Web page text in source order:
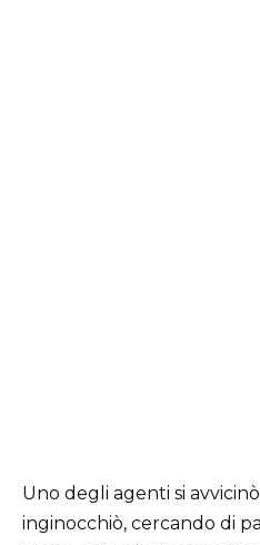
Uno degli agenti si
inginocchiò, cercando di